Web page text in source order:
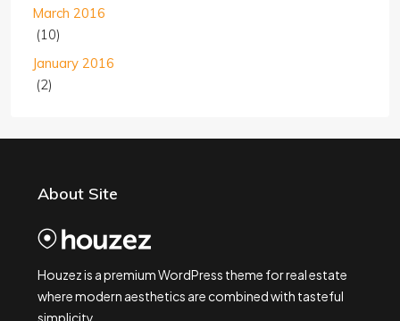
March 2016
(10)
January 2016
(2)
About Site
Houzez is a premium WordPress theme for real estate
where modern aesthetics are combined with tasteful
simplicity.